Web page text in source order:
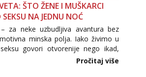
ŠTO ŽENE I MUŠKARCI
NA JEDNU NOĆ
za neke uzbudljiva avantura bez
minska polja. Iako živimo u
govori otvorenije nego ikad,
i dalje izaziva burne rasprave. Što
Pročitaj više